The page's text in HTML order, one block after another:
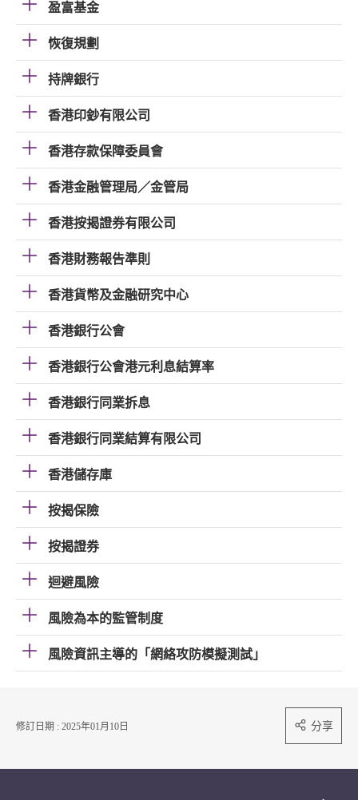
盈富基金
恢復規劃
持牌銀行
香港印鈔有限公司
香港存款保障委員會
香港金融管理局／金管局
香港按揭證券有限公司
香港財務報告準則
香港貨幣及金融研究中心
香港銀行公會
香港銀行公會港元利息結算率
香港銀行同業拆息
香港銀行同業結算有限公司
香港儲存庫
按揭保險
按揭證券
迴避風險
風險為本的監管制度
風險資訊主導的「網絡攻防模擬測試」
修訂日期 : 2025年01月10日 分享